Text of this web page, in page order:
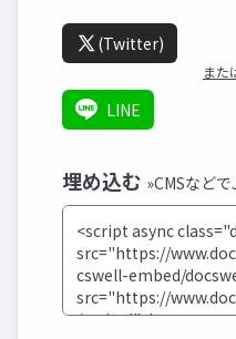
(Twitter)
また
LINE
埋め込む »CMSなど